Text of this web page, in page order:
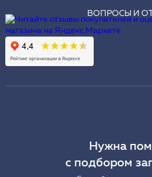
ВОПРОСЫ И
Нужна
с подбором